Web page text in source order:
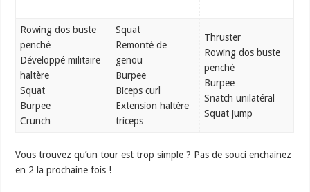
Rowing dos buste
penché
Développé militaire
haltère
Squat
Burpee
Crunch
Squat
Remonté de
genou
Burpee
Biceps curl
Extension haltère
triceps
Thruster
Rowing dos buste
penché
Burpee
Snatch unilatéral
Squat jump
Vous trouvez qu’un tour est trop simple ? Pas de souci enchainez
en 2 la prochaine fois !